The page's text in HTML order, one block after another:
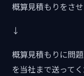
概算見積もりをさせ
↓
概算見積もりに問
を当社まで送ってく